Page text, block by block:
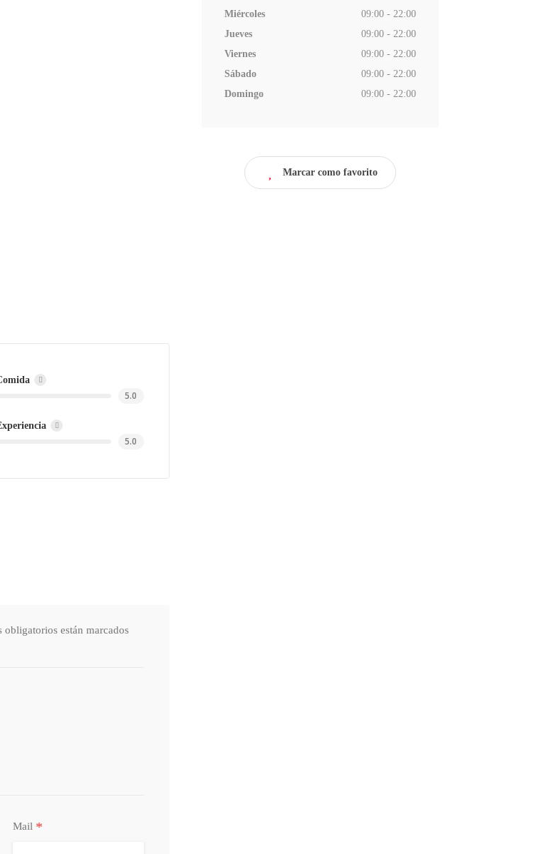
5.0
5.0
obligatorios están marcados
Mail *
Miércoles
09:00 - 22:00
Jueves
09:00 - 22:00
Viernes
09:00 - 22:00
Sábado
09:00 - 22:00
Domingo
09:00 - 22:00
Marcar como favorito